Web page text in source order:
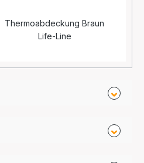
Thermoabdeckung Braun
Life-Line